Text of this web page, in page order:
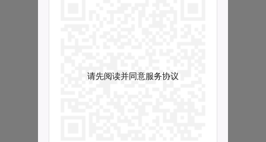
请先阅读并同意服务协议